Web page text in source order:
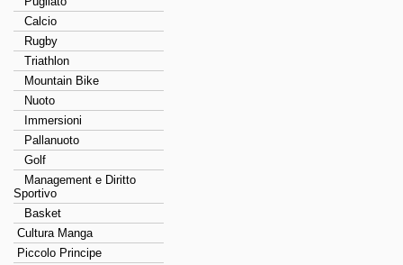
Calcio
Rugby
Triathlon
Mountain Bike
Nuoto
Immersioni
Pallanuoto
Golf
Management e Diritto
Sportivo
Basket
Cultura Manga
Piccolo Principe